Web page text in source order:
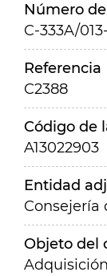
Número
C-333A/
Referencia
C2388
Código de
A13022903
Entidad
Consejería
Objeto del